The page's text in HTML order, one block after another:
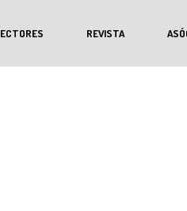
REVISTA